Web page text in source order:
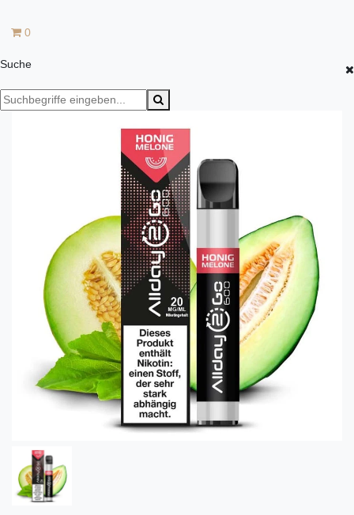
0
Suche